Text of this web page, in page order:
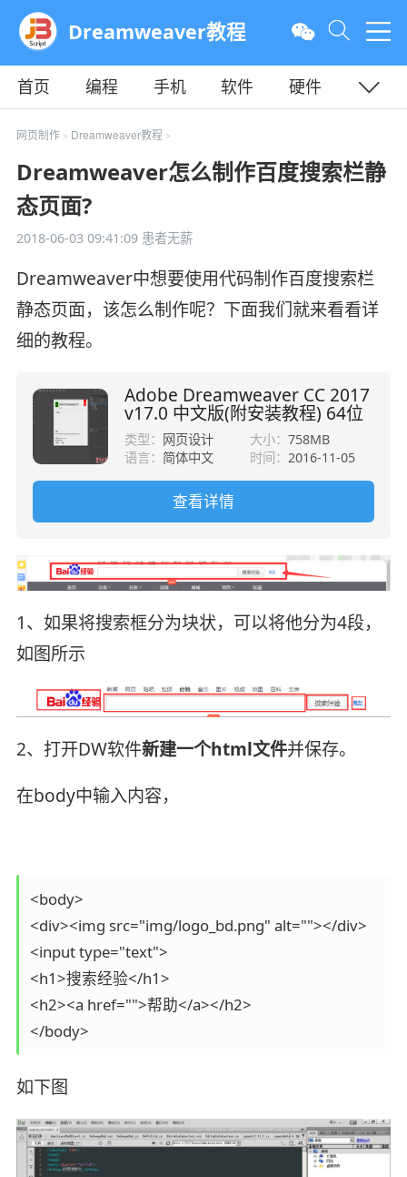
Dreamweaver教程
首页 编程 手机 软件
硬件
教程
平面 服务器
网页制作> Dreamweaver教程 >
Dreamweaver怎么制作百度搜索栏静
态页面?
2018-06-03 09:41:09患者无薪
Dreamweaver中想要使用代码制作百度搜索栏
静态页面，该怎么制作呢？下面我们就来看看详
细的教程。
Adobe Dreamweaver CC 2017
v17.0 中文版(附安装教程) 64位
类型： 网页设计 大小： 758MB
语言： 简体中文 时间： 2016-11-05
查看详情
1、如果将搜索框分为块状，可以将他分为4段，
如图所示
2、打开DW软件新建一个html文件并保存。
在body中输入内容，
<body>
<div><img src="img/logo_bd.png" alt=""></div>
<input type="text">
<h1>搜索经验</h1>
<h2><a href="">帮助</a></h2>
</body>
如下图